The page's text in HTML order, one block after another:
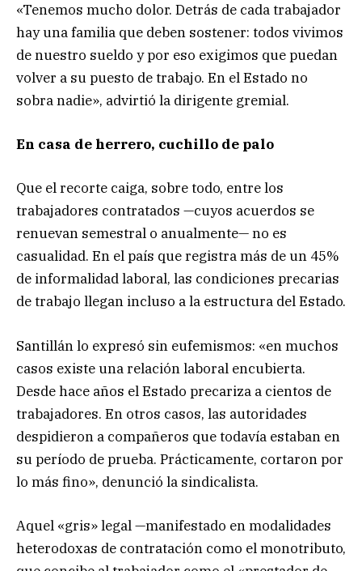
«Tenemos mucho dolor. Detrás de cada trabajador
hay una familia que deben sostener: todos vivimos
de nuestro sueldo y por eso exigimos que puedan
volver a su puesto de trabajo. En el Estado no
sobra nadie», advirtió la dirigente gremial.
En casa de herrero, cuchillo de palo
Que el recorte caiga, sobre todo, entre los
trabajadores contratados —cuyos acuerdos se
renuevan semestral o anualmente— no es
casualidad. En el país que registra más de un 45%
de informalidad laboral, las condiciones precarias
de trabajo llegan incluso a la estructura del Estado.
Santillán lo expresó sin eufemismos: «en muchos
casos existe una relación laboral encubierta.
Desde hace años el Estado precariza a cientos de
trabajadores. En otros casos, las autoridades
despidieron a compañeros que todavía estaban en
su período de prueba. Prácticamente, cortaron por
lo más fino», denunció la sindicalista.
Aquel «gris» legal —manifestado en modalidades
heterodoxas de contratación como el monotributo,